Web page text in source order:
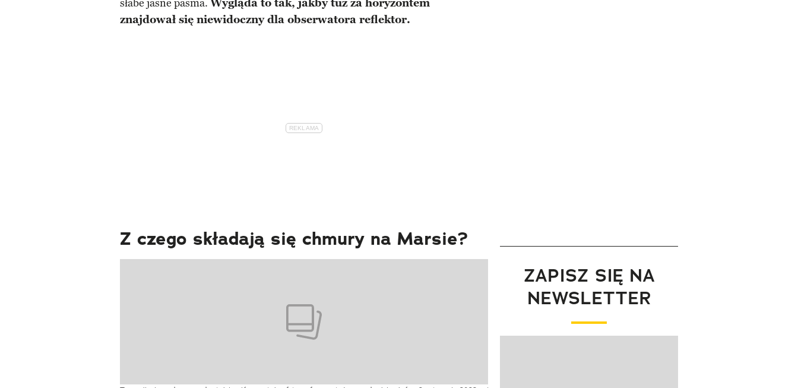
słabe jasne pasma.Wygląda to tak, jakby tuż za horyzontem
znajdował się niewidoczny dla obserwatora reflektor.
Z czego składają się chmury na Marsie?
ZAPISZ SIĘ NA
NEWSLETTER